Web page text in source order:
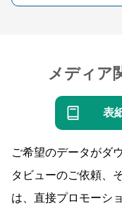
メディア
表
ご希望のデータがダ
タビューのご依頼、
は、直接プロモーシ